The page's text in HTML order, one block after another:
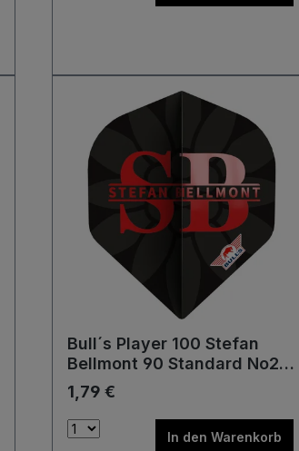
Bull´s Player 100 Stefan
Bellmont 90 Standard No2
Flights
1,79 €
In den Warenkorb